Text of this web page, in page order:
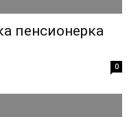
пенсионерка
0